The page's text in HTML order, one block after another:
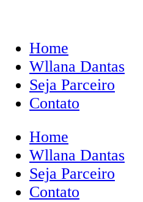
Home
Wllana Dantas
Seja Parceiro
Contato
Home
Wllana Dantas
Seja Parceiro
Contato